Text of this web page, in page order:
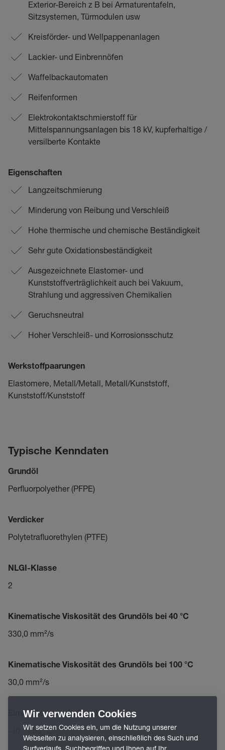
Exterior-Bereich z B bei Armaturentafeln,
Sitzsystemen, Türmodulen usw
Kreisförder- und Wellpappenanlagen
Lackier- und Einbrennöfen
Waffelbackautomaten
Reifenformen
Elektrokontaktschmierstoff für
Mittelspannungsanlagen bis 18 kV, kupferhaltige /
versilberte Kontakte
Eigenschaften
Langzeitschmierung
Minderung von Reibung und Verschleiß
Hohe thermische und chemische Beständigkeit
Sehr gute Oxidationsbeständigkeit
Ausgezeichnete Elastomer- und
Kunststoffverträglichkeit auch bei Vakuum,
Strahlung und aggressiven Chemikalien
Geruchsneutral
Hoher Verschleiß- und Korrosionsschutz
Werkstoffpaarungen
Elastomere, Metall/Metall, Metall/Kunststoff,
Kunststoff/Kunststoff
Typische Kenndaten
Grundöl
Perfluorpolyether (PFPE)
Verdicker
Polytetrafluorethylen (PTFE)
NLGI-Klasse
2
Kinematische Viskosität des Grundöls bei 40 °C
330,0 mm²/s
Kinematische Viskosität des Grundöls bei 100 °C
30,0 mm²/s
Einsatztemperaturbereich
-30 – 260 °C
Wir verwenden Cookies
Wir setzen Cookies ein, um die Nutzung unserer
Webseiten zu analysieren, einschließlich des Such und
Surfverlaufs, Suchbegriffen und Ihnen auf Ihr